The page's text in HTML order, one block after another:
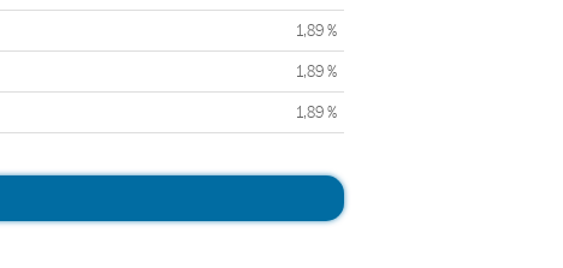
1,89 %
1,89 %
1,89 %